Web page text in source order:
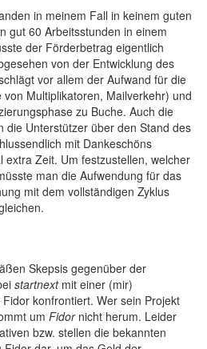
in meinem Fall in keinem guten
gut 60 Arbeitsstunden in einem
der Förderbetrag eigentlich
von der Entwicklung des
vor allem der Aufwand für die
Multiplikatoren, Mailverkehr) und
zu Buche. Auch die
die Unterstützer über den Stand des
mit Dankeschöns
extra Zeit. Um festzustellen, welcher
man die Aufwendung für das
mit dem vollständigen Zyklus
Skepsis gegenüber der
startnextmit einer (mir)
konfrontiert. Wer sein Projekt
um Fidornicht herum. Leider
bzw. stellen die bekannten